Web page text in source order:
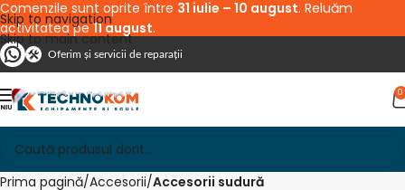
Skip to navigation
Skip to main content
Oferim și servicii de reparații
0
Prima pagină Accesorii Accesorii sudură
Comenzile sunt oprite între 31 iulie – 10 august. Reluăm
activitatea pe11 august.